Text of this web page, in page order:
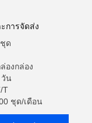
การจัดส่ง
ด
องกล่อง
วัน
T
ชุด/เดือน